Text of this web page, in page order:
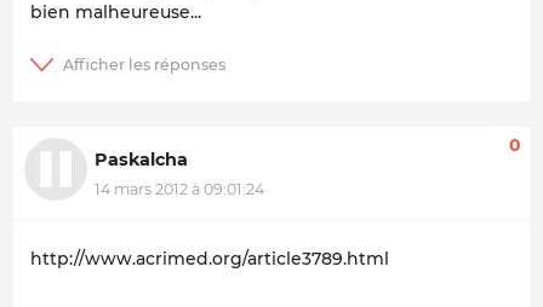
bien malheureuse...
Paskalcha
14 mars 2012 à 09:01:24
0
http://www.acrimed.org/article3789.html